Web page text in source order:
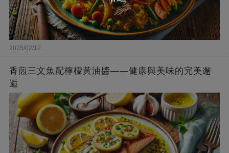
2025/02/12
香煎三文魚配檸檬黃油醬——健康與美味的完美邂
逅